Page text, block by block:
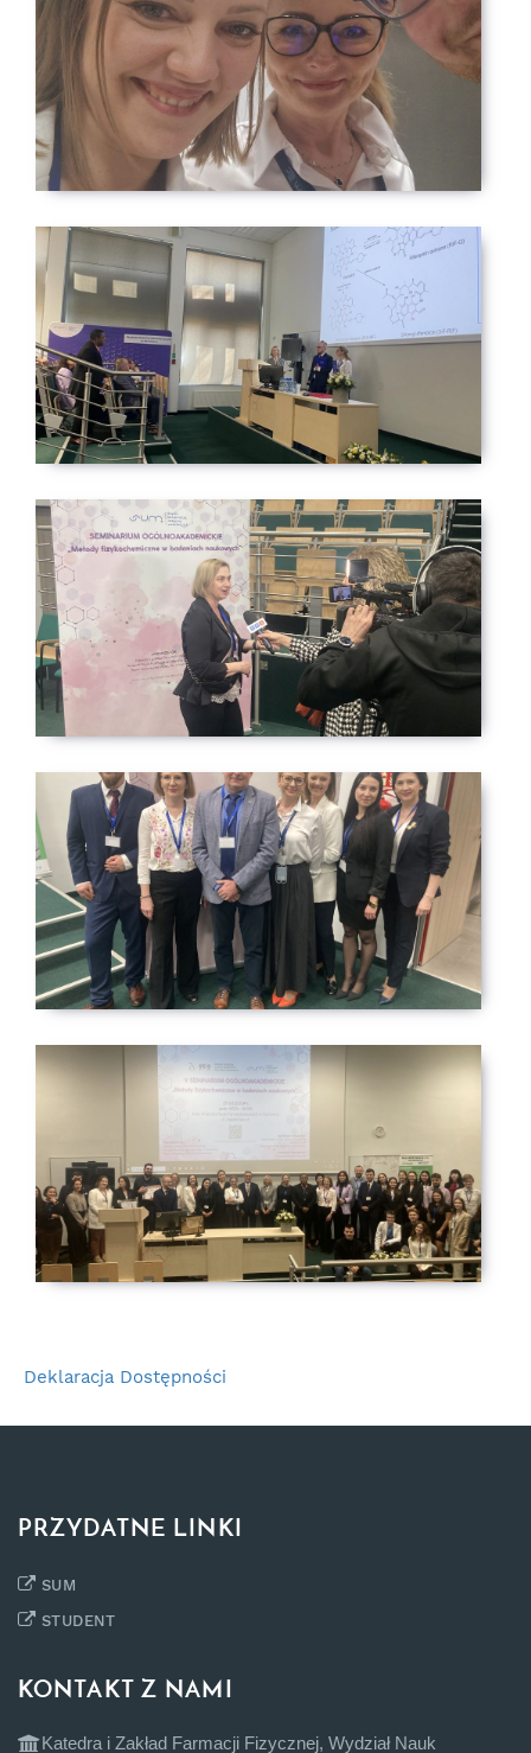
Deklaracja Dostępności
PRZYDATNE LINKI
SUM
STUDENT
KONTAKT Z NAMI
Katedra i Zakład Farmacji Fizycznej, Wydział Nauk